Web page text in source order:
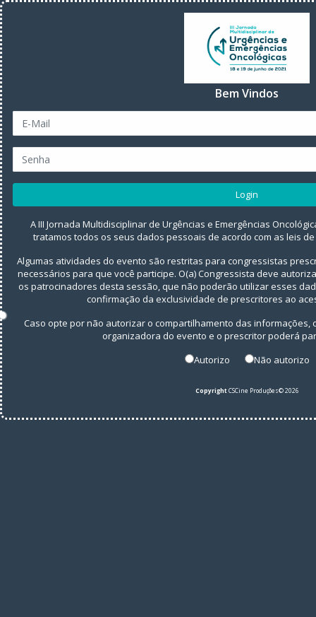
Bem Vindos
Login
A III Jornada Multidisciplinar de Urgências e Emergências
tratamos todos os seus dados pessoais de acordo com as leis
Algumas atividades do evento são restritas para congressistas
necessários para que você participe. O(a) Congressista deve
os patrocinadores desta sessão, que não poderão utilizar esses
confirmação da exclusividade de prescritores ao
Caso opte por não autorizar o compartilhamento das informações,
organizadora do evento e o prescritor poderá
Autorizo
Não autorizo
CopyrightCSCine Produções© 2026